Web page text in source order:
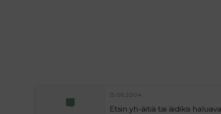
15.06.2004
Etsin yh-äitiä tai äidiksi